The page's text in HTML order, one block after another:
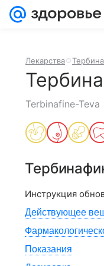
Лекарства
Terbinafine-Teva
Инструкция
Действующее
Показания